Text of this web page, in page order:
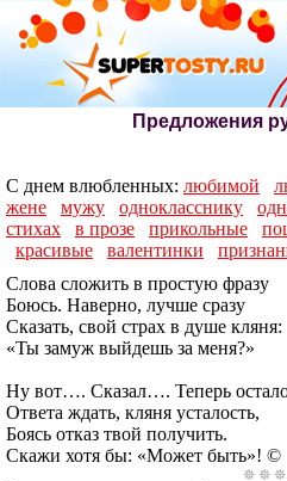
Предложения
С днем влюбленных: любимой
жене
мужу однокласснику
стихах
в прозе прикольные
красивые
валентинки
Слова сложить в простую фразу
Боюсь. Наверно, лучше сразу
Сказать, свой страх в душе кляня:
«Ты замуж выйдешь за меня?»
Ну вот…. Сказал…. Теперь
Ответа ждать, кляня усталость,
Боясь отказ твой получить.
Скажи хотя бы: «Может быть»! ©